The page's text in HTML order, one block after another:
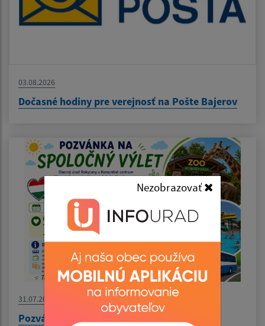
Nezobrazovať
03.08.2026
Dočasné hodiny pre verejnosť na Pošte Bajerov
31.07.2026
Pozvánka na výlet do Nyíregyházy